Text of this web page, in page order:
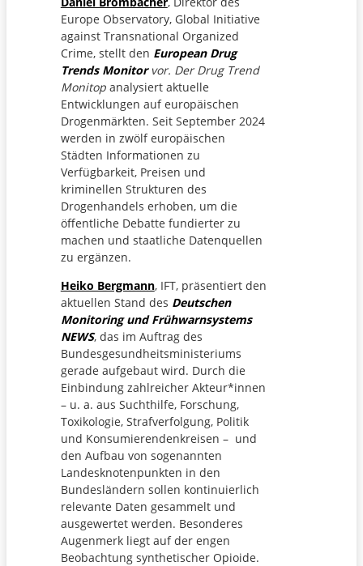
Europe Observatory, Global Initiative
against Transnational Organized
Crime, stellt den European Drug
Trends Monitorvor. Der Drug Trend
Monitopanalysiert aktuelle
Entwicklungen auf europäischen
Drogenmärkten. Seit September 2024
werden in zwölf europäischen
Städten Informationen zu
Verfügbarkeit, Preisen und
kriminellen Strukturen des
Drogenhandels erhoben, um die
öffentliche Debatte fundierter zu
machen und staatliche Datenquellen
zu ergänzen.
Heiko Bergmann, IFT, präsentiert den
aktuellen Stand des Deutschen
Monitoring und Frühwarnsystems
NEWS, das im Auftrag des
Bundesgesundheitsministeriums
gerade aufgebaut wird. Durch die
Einbindung zahlreicher Akteur*innen
– u. a. aus Suchthilfe, Forschung,
Toxikologie, Strafverfolgung, Politik
und Konsumierendenkreisen – und
den Aufbau von sogenannten
Landesknotenpunkten in den
Bundesländern sollen kontinuierlich
relevante Daten gesammelt und
ausgewertet werden. Besonderes
Augenmerk liegt auf der engen
Beobachtung synthetischer Opioide.